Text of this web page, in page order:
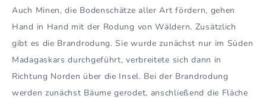
Auch Minen, die Bodenschätze aller Art fördern, gehen
Hand in Hand mit der Rodung von Wäldern. Zusätzlich
gibt es die Brandrodung. Sie wurde zunächst nur im Süden
Madagaskars durchgeführt, verbreitete sich dann in
Richtung Norden über die Insel. Bei der Brandrodung
werden zunächst Bäume gerodet, anschließend die Fläche